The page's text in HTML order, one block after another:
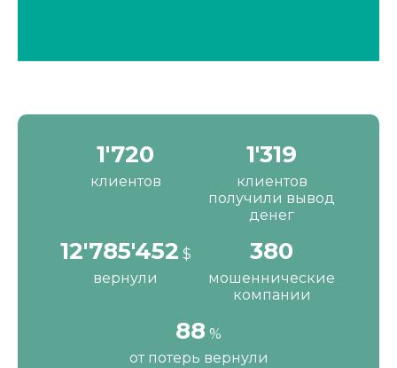
2'190
клиентов
1'680
клиентов
получили вывод
денег
16'287'200 $
вернули
484
мошеннические
компании
111 %
от потерь вернули